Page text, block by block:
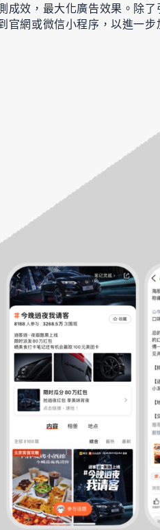
成效，最大化廣告效果。除
官網或微信小程序，以進一步